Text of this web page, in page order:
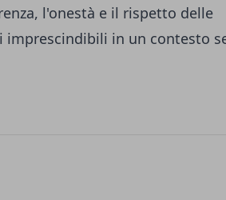
l'onestà e il rispetto delle
imprescindibili in un contesto